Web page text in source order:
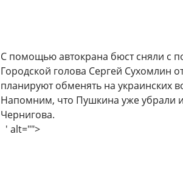
С помощью автокрана бюст сняли с
Городской голова Сергей Сухомлин
планируют обменять на украинских
Напомним, что Пушкина уже убрали
Чернигова.
' alt="">